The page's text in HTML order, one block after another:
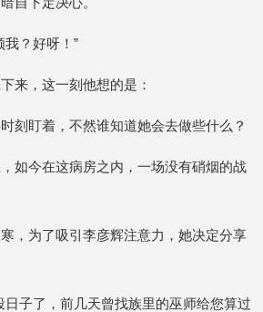
我？好呀！”
来，这一刻他想的是：
刻盯着，不然谁知道她会去做些什么？
如今在这病房之内，一场没有硝烟的战
，为了吸引李彦辉注意力，她决定分享
日子了，前几天曾找族里的巫师给您算过